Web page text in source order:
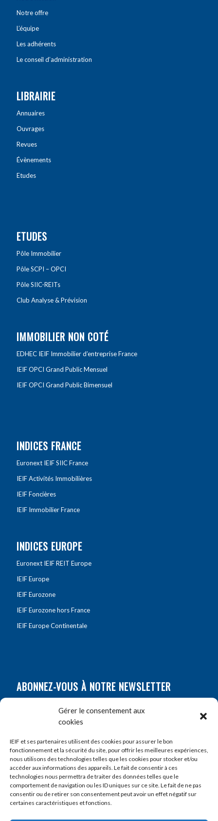
Gérer le consentement aux
cookies
IEIF et ses partenaires utilisent des cookies pour assurer le bon
fonctionnement et la sécurité du site, pour offrir les meilleures expériences,
nous utilisons des technologies telles que les cookies pour stocker et/ou
accéder aux informations des appareils. Le fait de consentir à ces
technologies nous permettra de traiter des données telles que le
comportement de navigation ou les ID uniques sur ce site. Le fait de ne pas
consentir ou de retirer son consentement peut avoir un effet négatif sur
certaines caractéristiques et fonctions.
Notre offre
L’équipe
Les adhérents
Le conseil d’administration
LIBRAIRIE
Annuaires
Ouvrages
Revues
Évènements
Etudes
ETUDES
Pôle Immobilier
Pôle SCPI – OPCI
Pôle SIIC-REITs
Club Analyse & Prévision
IMMOBILIER NON COTÉ
EDHEC IEIF Immobilier d’entreprise France
IEIF OPCI Grand Public Mensuel
IEIF OPCI Grand Public Bimensuel
INDICES FRANCE
Euronext IEIF SIIC France
IEIF Activités Immobilières
IEIF Foncières
IEIF Immobilier France
INDICES EUROPE
Euronext IEIF REIT Europe
IEIF Europe
IEIF Eurozone
IEIF Eurozone hors France
IEIF Europe Continentale
ABONNEZ-VOUS À NOTRE NEWSLETTER
Prénom*
E-mail*